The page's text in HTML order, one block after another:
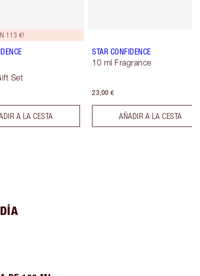
113 €!
Set
A LA CESTA
STAR CONFIDENCE
10 ml Fragrance
23,00 €
AÑADIR A LA CESTA